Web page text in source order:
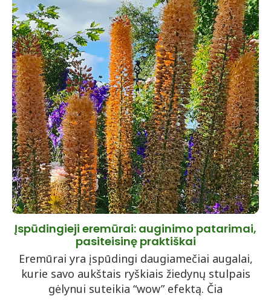
Įspūdingieji eremūrai: auginimo patarimai,
pasiteisinę praktiškai
Eremūrai yra įspūdingi daugiamečiai augalai,
kurie savo aukštais ryškiais žiedynų stulpais
gėlynui suteikia “wow” efektą. Čia